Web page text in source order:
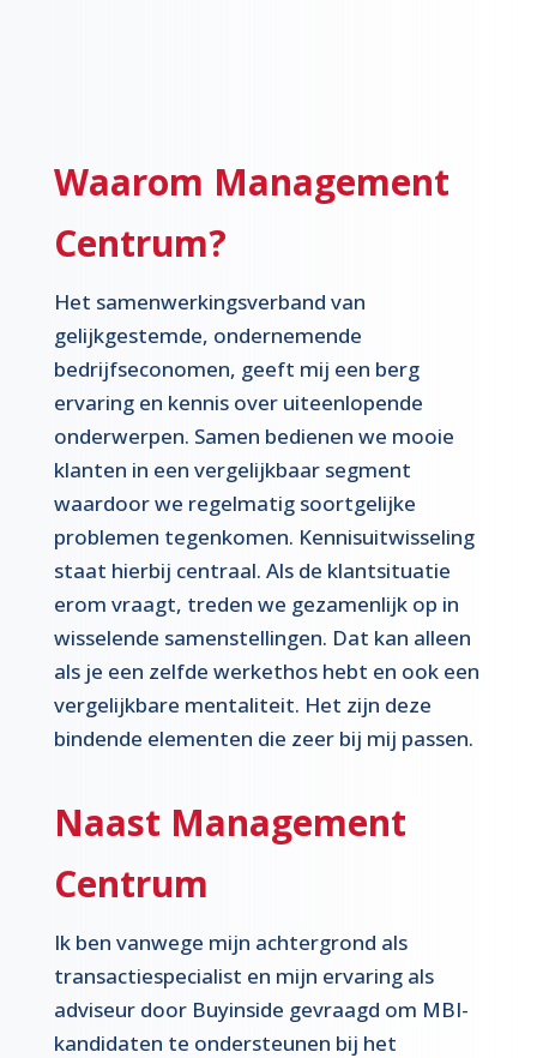
Waarom Management
Centrum?
Het samenwerkingsverband van
gelijkgestemde, ondernemende
bedrijfseconomen, geeft mij een berg
ervaring en kennis over uiteenlopende
onderwerpen. Samen bedienen we mooie
klanten in een vergelijkbaar segment
waardoor we regelmatig soortgelijke
problemen tegenkomen. Kennisuitwisseling
staat hierbij centraal. Als de klantsituatie
erom vraagt, treden we gezamenlijk op in
wisselende samenstellingen. Dat kan alleen
als je een zelfde werkethos hebt en ook een
vergelijkbare mentaliteit. Het zijn deze
bindende elementen die zeer bij mij passen.
Naast Management
Centrum
Ik ben vanwege mijn achtergrond als
transactiespecialist en mijn ervaring als
adviseur door Buyinside gevraagd om MBI-
kandidaten te ondersteunen bij het